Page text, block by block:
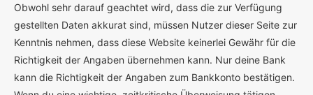
Obwohl sehr darauf geachtet wird, dass die zur Verfügung
gestellten Daten akkurat sind, müssen Nutzer dieser Seite zur
Kenntnis nehmen, dass diese Website keinerlei Gewähr für die
Richtigkeit der Angaben übernehmen kann. Nur deine Bank
kann die Richtigkeit der Angaben zum Bankkonto bestätigen.